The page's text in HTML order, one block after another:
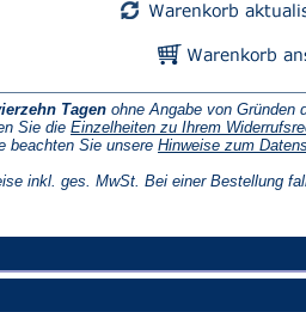
Tagen ohne Angabe von Gründen
Sie die Einzelheiten zu Ihrem
beachten Sie unsere Hinweise zum
inkl. ges. MwSt. Bei einer Bestellung